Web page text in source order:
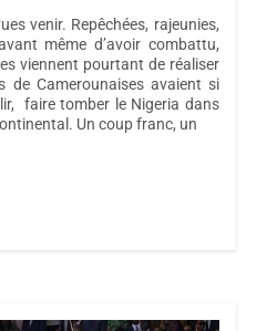
venir. Repêchées, rajeunies,
même d’avoir combattu,
viennent pourtant de réaliser
de Camerounaises avaient si
faire tomber le Nigeria dans
Un coup franc, un